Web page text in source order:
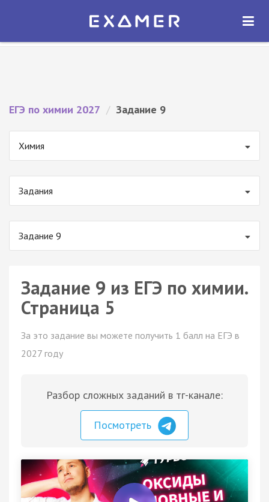
Экзамер — ЕГЭ 2027
ОТКРЫТЬ
ЕГЭ по химии 2027 / Задание 9
Химия
Задания
Задание 9
Задание 9 из ЕГЭ по химии.
Страница 5
За это задание вы можете получить 1 балл на ЕГЭ в
2027 году
Разбор сложных заданий в тг-канале:
Посмотреть